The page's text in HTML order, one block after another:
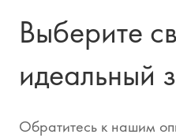
Выберите
идеальный
Обратитесь к нашим